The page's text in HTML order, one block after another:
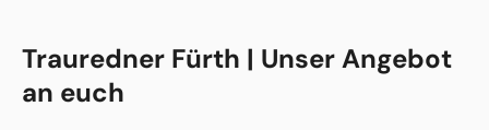
Trauredner Fürth | Unser Angebot
an euch